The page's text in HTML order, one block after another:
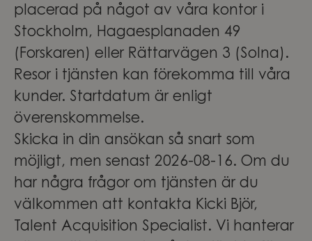
placerad på något av våra kontor i
Stockholm, Hagaesplanaden 49
(Forskaren) eller Rättarvägen 3 (Solna).
Resor i tjänsten kan förekomma till våra
kunder. Startdatum är enligt
överenskommelse.
Skicka in din ansökan så snart som
möjligt, men senast 2026-08-16. Om du
har några frågor om tjänsten är du
välkommen att kontakta Kicki Björ,
Talent Acquisition Specialist. Vi hanterar